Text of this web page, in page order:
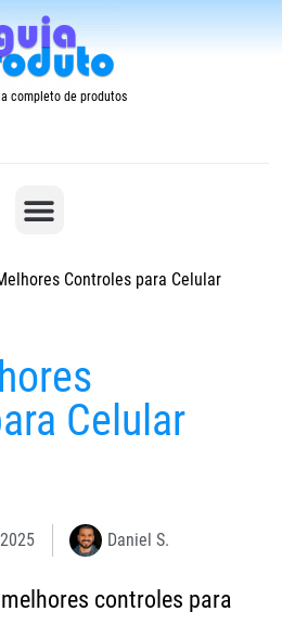
completo de produtos
Controles para Celular
Celular
Daniel S.
controles para